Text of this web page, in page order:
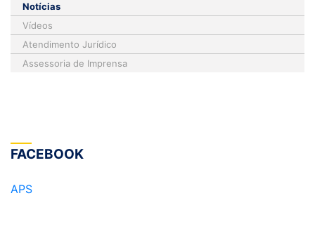
Notícias
Vídeos
Atendimento Jurídico
Assessoria de Imprensa
FACEBOOK
APS